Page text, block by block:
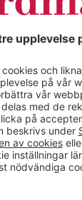
ses
ramen
och
allt som
skapa